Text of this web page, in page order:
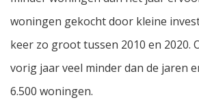
woningen gekocht door kleine
keer zo groot tussen 2010 en 2020.
vorig jaar veel minder dan de jaren
6.500 woningen.